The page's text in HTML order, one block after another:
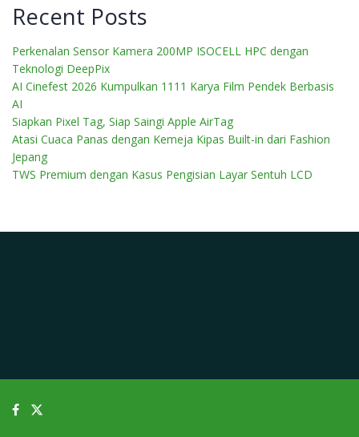
Recent Posts
Perkenalan Sensor Kamera 200MP ISOCELL HPC dengan
Teknologi DeepPix
AI Cinefest 2026 Kumpulkan 1111 Karya Film Pendek Berbasis
AI
Siapkan Pixel Tag, Siap Saingi Apple AirTag
Atasi Cuaca Panas dengan Kemeja Kipas Built-in dari Fashion
Jepang
TWS Premium dengan Kasus Pengisian Layar Sentuh LCD